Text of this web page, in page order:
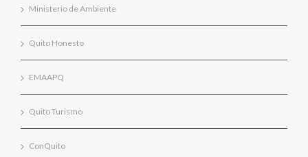
Ministerio de Ambiente
Quito Honesto
EMAAPQ
Quito Turismo
ConQuito